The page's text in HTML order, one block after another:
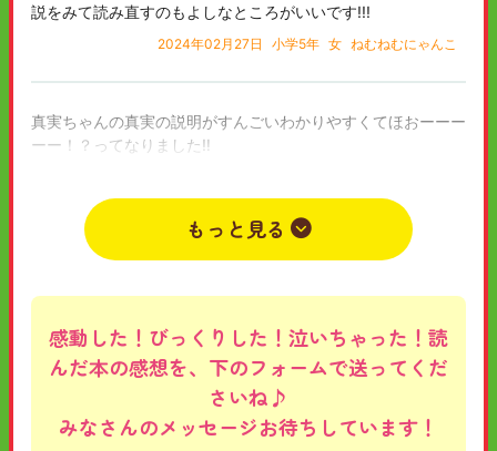
説をみて読み直すのもよしなところがいいです!!!
2024年02月27日 小学5年 女 ねむねむにゃんこ
真実ちゃんの真実の説明がすんごいわかりやすくてほおーーー
ーー！？ってなりました‼️
もっと見る
感動した！びっくりした！泣いちゃった！読
んだ本の感想を、下のフォームで送ってくだ
さいね♪
みなさんのメッセージお待ちしています！